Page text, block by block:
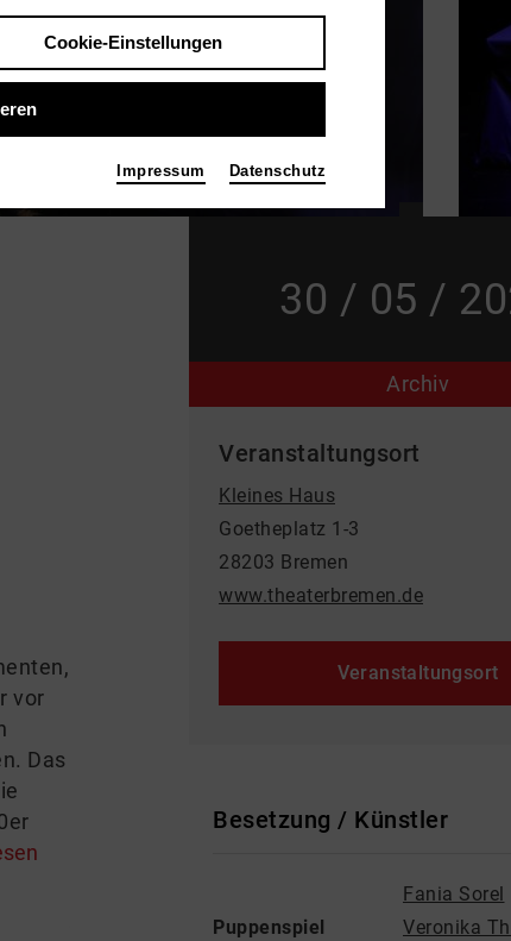
vor
Das
30 / 05 /
Archiv
Veranstaltungsort
Kleines Haus
Goetheplatz 1-3
28203 Bremen
www.theaterbremen.de
Veranstaltungsort
Besetzung / Künstler
Fania Sorel
Puppenspiel
Veronika
Cookie-Einstellungen
Impressum Datenschutz